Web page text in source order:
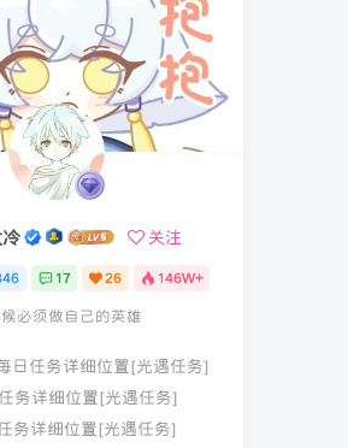
关注
17 26 146W+
必须做自己的英雄
日任务详细位置[光遇任务]
务详细位置[光遇任务]
务详细位置[光遇任务]